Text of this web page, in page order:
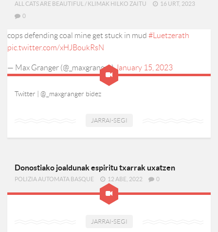
ALL CATS ARE BEAUTIFUL / KLIMAK HILKO ZAITU
16 URT, 2023
0
cops defending coal mine get stuck in mud #Luetzerath
pic.twitter.com/xHJBoukRsN
— Max Granger (@_maxgranger)January 15, 2023
Twitter | @_maxgranger bidez
JARRAI-SEGI
Donostiako joaldunak espiritu txarrak uxatzen
POLIZIA AUTOMATA BASQUE 12 ABE, 2022 0
JARRAI-SEGI